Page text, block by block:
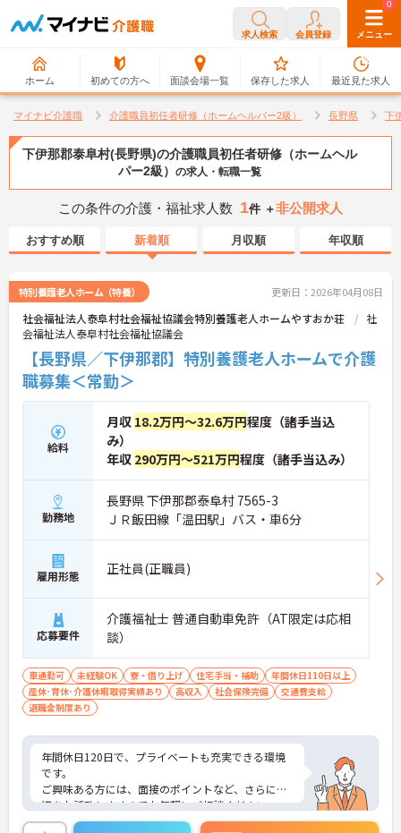
求人検索 会員登録 メニュー
ホーム 初めての方へ 面談会場一覧
0
保存した求人
0
最近見た求人
マイナビ介護職 介護職員初任者研修（ホームヘルパー2級） 長野県 下
下伊那郡泰阜村(長野県)の介護職員初任者研修（ホームヘル
パー2級） の求人・転職一覧
この条件の介護・福祉求人数 1件 ＋非公開求人
おすすめ順 新着順 月収順 年収順
特別養護老人ホーム（特養） 更新日：2026年04月08日
社会福祉法人泰阜村社会福祉協議会特別養護老人ホームやすおか荘
社
会福祉法人泰阜村社会福祉協議会
【長野県／下伊那郡】特別養護老人ホームで介護
職募集＜常勤＞
給料
月収 18.2万円～32.6万円程度（諸手当込
み）
年収 290万円～521万円程度（諸手当込み）
勤務地
長野県 下伊那郡泰阜村 7565-3
ＪＲ飯田線「温田駅」バス・車6分
雇用形態 正社員(正職員)
応募要件
介護福祉士 普通自動車免許（AT限定は応相
談）
車通勤可 未経験OK 寮・借り上げ 住宅手当・補助
年間休日110日以上
産休･育休･介護休暇取得実績あり
高収入 社会保険完備
交通費支給
退職金制度あり
年間休日120日で、プライベートも充実できる環境
です。
ご興味ある方には、面接のポイントなど、さらに詳
細をお話致しますのでお気軽にご相談ください。